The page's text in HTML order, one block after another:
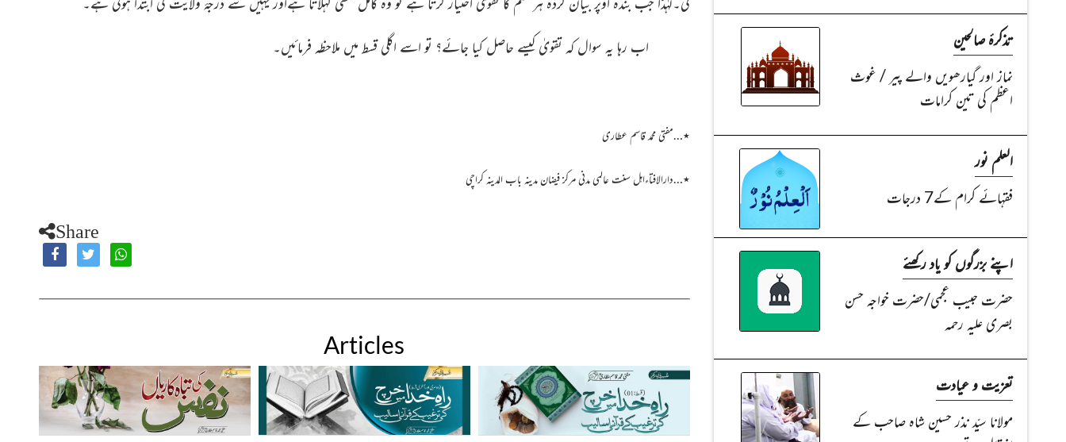
اب رہا یہ سوال کہ تقویٰ کیسے حاصل کیا جائے؟ تو اسے اگلی قسط میں ملاحظہ فرمائیں۔
٭…مفتی محمد قاسم عطاری
٭…دارالافتاءاہل سنت عالمی مدنی مرکز فیضان مدینہ باب المدینہ کراچی
Share
Articles
تذکرۂ صالحین
نماز اور گیارھویں والے پیر / غوث
اعظم کی تین کرامات
العلم نور
فقہائے کرام کے7 درجات
اپنے بزرگوں کو یاد رکھئے
حضرت حبیب عجمی/حضرت خواجہ حسن
بصری علیہ رحمہ
تعزیت و عیادت
مولانا سیّد نذر حسین شاہ صاحب کے